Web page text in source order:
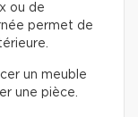
ou de
permet de
un meuble
une pièce.